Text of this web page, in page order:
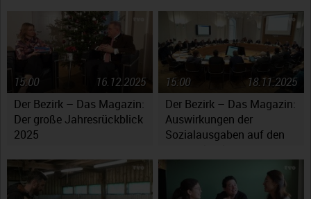
Der Bezirk – Das Magazin:
Der große Jahresrückblick
2025
16.12.2025
15:00
Der Bezirk – Das Magazin:
Auswirkungen der
Sozialausgaben auf den
18.11.2025
15:00